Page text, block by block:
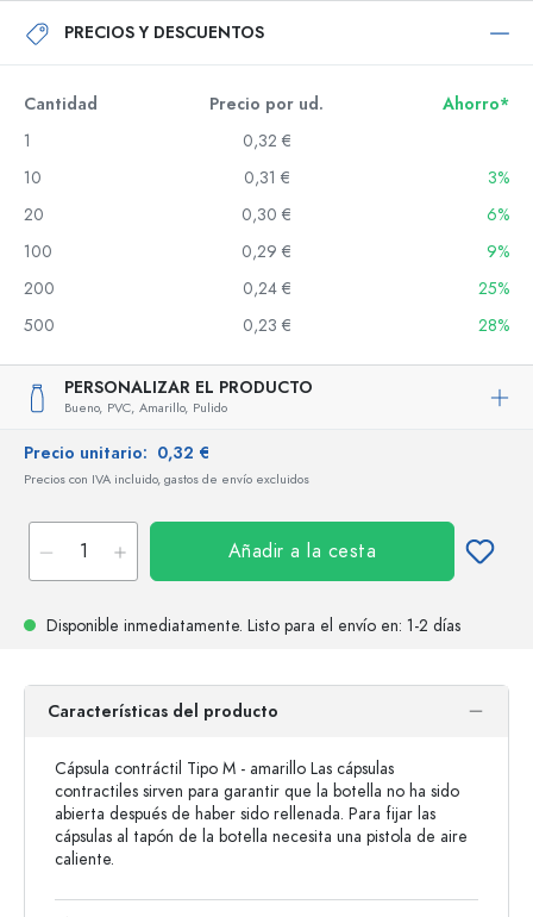
PRECIOS Y DESCUENTOS
Cantidad Precio por ud.
Ahorro*
1
0,32 €
10
0,31 €
3%
20
0,30 €
6%
100
0,29 €
9%
200
0,24 €
25%
500
0,23 € 28%
PERSONALIZAR EL PRODUCTO
Bueno, PVC, Amarillo, Pulido
Precio unitario: 0,32 €
Precios con IVA incluido, gastos de envío excluidos
Añadir a la cesta
Disponible inmediatamente. Listo para el envío en: 1-2 días
Características del producto
Cápsula contráctil Tipo M - amarillo Las cápsulas
contractiles sirven para garantir que la botella no ha sido
abierta después de haber sido rellenada. Para fijar las
cápsulas al tapón de la botella necesita una pistola de aire
caliente.